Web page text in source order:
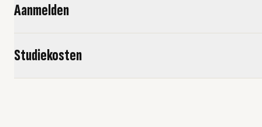
Aanmelden
Studiekosten